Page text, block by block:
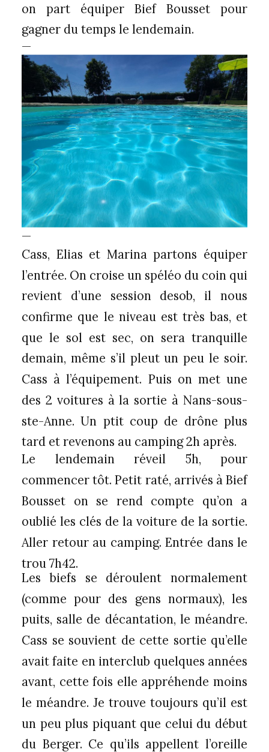
on part équiper Bief Bousset pour
gagner du temps le lendemain.
—
—
Cass, Elias et Marina partons équiper
l’entrée. On croise un spéléo du coin qui
revient d’une session desob, il nous
confirme que le niveau est très bas, et
que le sol est sec, on sera tranquille
demain, même s’il pleut un peu le soir.
Cass à l’équipement. Puis on met une
des 2 voitures à la sortie à Nans-sous-
ste-Anne. Un ptit coup de drône plus
tard et revenons au camping 2h après.
Le lendemain réveil 5h, pour
commencer tôt. Petit raté, arrivés à Bief
Bousset on se rend compte qu’on a
oublié les clés de la voiture de la sortie.
Aller retour au camping. Entrée dans le
trou 7h42.
Les biefs se déroulent normalement
(comme pour des gens normaux), les
puits, salle de décantation, le méandre.
Cass se souvient de cette sortie qu’elle
avait faite en interclub quelques années
avant, cette fois elle appréhende moins
le méandre. Je trouve toujours qu’il est
un peu plus piquant que celui du début
du Berger. Ce qu’ils appellent l’oreille